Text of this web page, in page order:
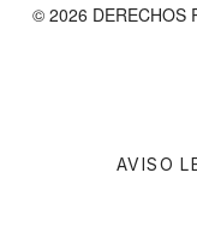
AVISO
© 2026 DERECHOS